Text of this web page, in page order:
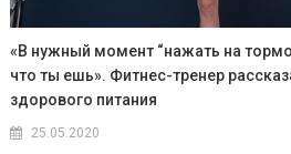
«В нужный момент “нажать на
что ты ешь». Фитнес-тренер
здорового питания
25.05.2020